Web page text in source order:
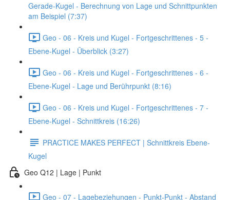
Gerade-Kugel - Berechnung von Lage und Schnittpunkten
am Beispiel (7:37)
Geo - 06 - Kreis und Kugel - Fortgeschrittenes - 5 -
Ebene-Kugel - Überblick (3:27)
Geo - 06 - Kreis und Kugel - Fortgeschrittenes - 6 -
Ebene-Kugel - Lage und Berührpunkt (8:16)
Geo - 06 - Kreis und Kugel - Fortgeschrittenes - 7 -
Ebene-Kugel - Schnittkreis (16:26)
PRACTICE MAKES PERFECT | Schnittkreis Ebene-
Kugel
Geo Q12 | Lage | Punkt
Geo - 07 - Lagebeziehungen - Punkt-Punkt - Abstand